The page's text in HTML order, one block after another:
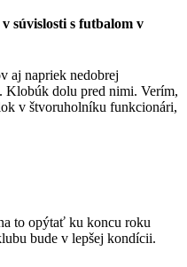
súvislosti s futbalom v
aj napriek nedobrej
Klobúk dolu pred nimi. Verím,
v štvoruholníku funkcionári,
to opýtať ku koncu roku
bude v lepšej kondícii.